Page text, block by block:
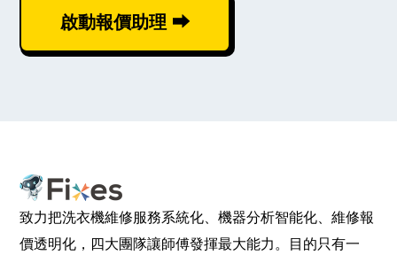
啟動報價助理 ⮕
致力把洗衣機維修服務系統化、機器分析智能化、維修報
價透明化，四大團隊讓師傅發揮最大能力。目的只有一